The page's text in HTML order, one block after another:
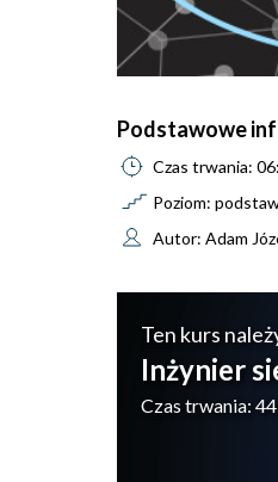
Podstawowe
Czas trwania:
Poziom:
Autor: Adam
Ten kurs
Inżynier
Czas trwania: